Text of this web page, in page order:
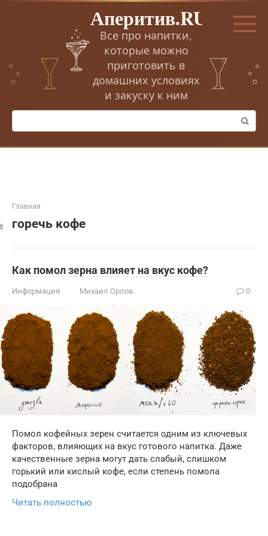
Перейти
Аперитив.RU
Все про напитки,
которые можно
приготовить в
домашних условиях
и закуску к ним
Поиск:
Главная
горечь кофе
Как помол зерна влияет на вкус кофе?
Информация Михаил Орлов 0
Помол кофейных зерен считается одним из ключевых
факторов, влияющих на вкус готового напитка. Даже
качественные зерна могут дать слабый, слишком
горький или кислый кофе, если степень помола
подобрана
Читать полностью